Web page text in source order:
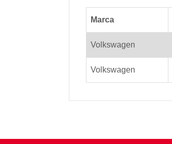
Marca
Volkswagen
Volkswagen